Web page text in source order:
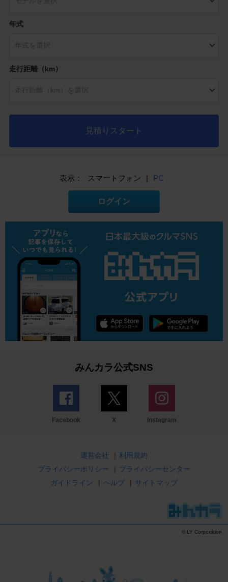
年式
走行距離（km）
見積りスタート
表示： スマートフォン | PC
ログイン
みんカラ公式SNS
Facebook X Instagram
運営会社 | 利用規約
プライバシーポリシー
| プライバシーセンター
ガイドライン
| ヘルプ | サイトマップ
© LY Corporation